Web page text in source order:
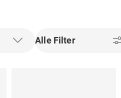
Alle Filter